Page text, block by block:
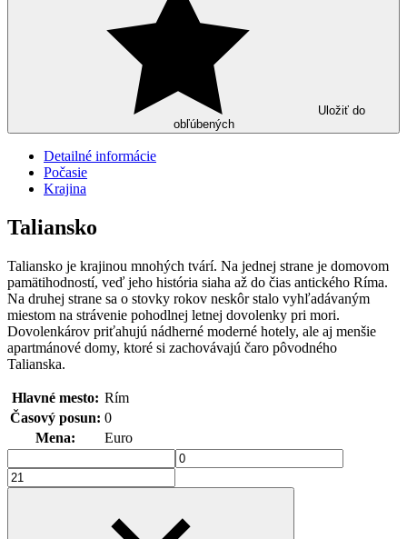
Uložiť do
obľúbených
Detailné informácie
Počasie
Krajina
Taliansko
Taliansko je krajinou mnohých tvárí. Na jednej strane je domovom
pamätihodností, veď jeho história siaha až do čias antického Ríma.
Na druhej strane sa o stovky rokov neskôr stalo vyhľadávaným
miestom na strávenie pohodlnej letnej dovolenky pri mori.
Dovolenkárov priťahujú nádherné moderné hotely, ale aj menšie
apartmánové domy, ktoré si zachovávajú čaro pôvodného
Talianska.
Hlavné mesto: Rím
Časový posun: 0
Mena:
Euro